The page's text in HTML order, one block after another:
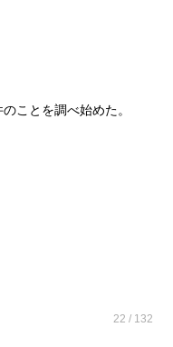
ことを調べ始めた。
22 / 132